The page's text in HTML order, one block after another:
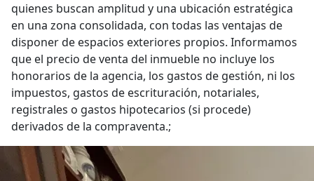
quienes buscan amplitud y una ubicación estratégica
en una zona consolidada, con todas las ventajas de
disponer de espacios exteriores propios. Informamos
que el precio de venta del inmueble no incluye los
honorarios de la agencia, los gastos de gestión, ni los
impuestos, gastos de escrituración, notariales,
registrales o gastos hipotecarios (si procede)
derivados de la compraventa.;